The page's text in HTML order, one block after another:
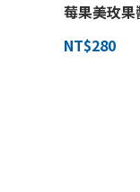
莓果美玫果
NT$280